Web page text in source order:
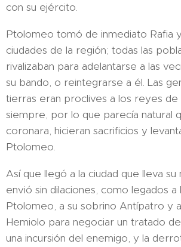
con su ejército.
Ptolomeo tomó de inmediato Rafia
ciudades de la región; todas las
rivalizaban para adelantarse a las
su bando, o reintegrarse a él. Las
tierras eran proclives a los reyes
siempre, por lo que parecía natural
coronara, hicieran sacrificios y
Ptolomeo.
Así que llegó a la ciudad que lleva
envió sin dilaciones, como legados
Ptolomeo, a su sobrino Antípatro y
Hemiolo para negociar un tratado
una incursión del enemigo, y la